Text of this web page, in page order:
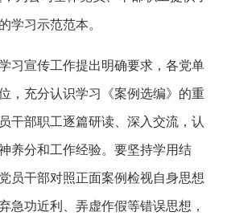
学习示范范本。
习宣传工作提出明确要求，各党单
，充分认识学习《案例选编》的重
干部职工逐篇研读、深入交流，认
养分和工作经验。要坚持学用结
员干部对照正面案例检视自身思想
急功近利、弄虚作假等错误思想，